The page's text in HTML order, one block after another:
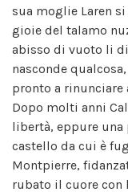
sua moglie Laren
gioie del talamo
abisso di vuoto li
nasconde
pronto a rinunciare
Dopo molti anni
libertà, eppure
castello da cui è
Montpierre,
rubato il cuore con